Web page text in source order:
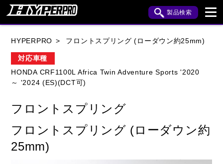
製品検索
HONDA YAMAHA
KAWASAKI APRILIA
BUELL CAGIVA DUCATI
HARLEY DAVIDSON
HYPERPRO フロントスプリング (ローダウン約25mm)
対応車種
HONDA CRF1100L Africa Twin Adventure Sports '2020
～ '2024 (ES)(DCT可)
フロントスプリング
フロントスプリング (ローダウン約
25mm)